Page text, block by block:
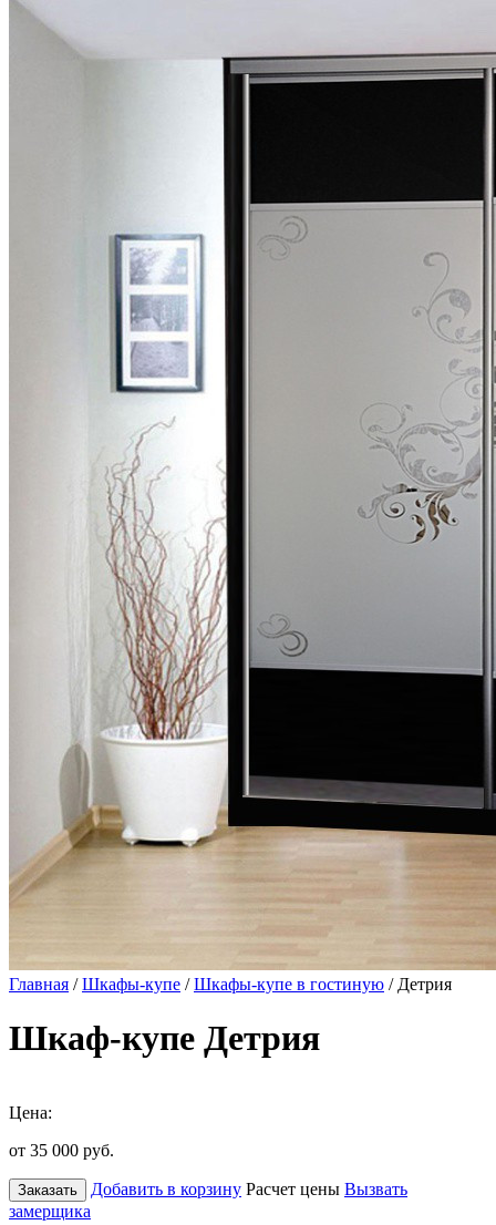
Главная /Шкафы-купе /Шкафы-купе в гостиную / Детрия
Шкаф-купе Детрия
Цена:
от 35 000 руб.
Заказать Добавить в корзину Расчет цены Вызвать
замерщика